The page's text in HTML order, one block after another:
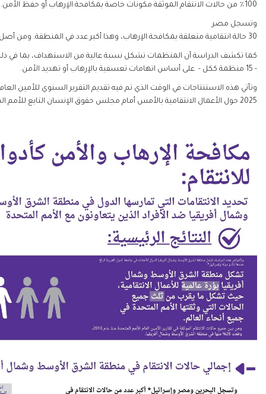
100٪ من حالات الانتقام الموثقة مكونات خاصة بمكافحة الإرهاب أو حفظ الأمن.
وتسجل مصر
30 حالة انتقامية متعلقة بمكافحة الإرهاب، وهذا أكبر عدد في المنطقة. ومن أصل هذه الحالات، تبين وجود رابط مباشر بين العمل الانتقامي نفسه وتدابير مكافحة الإرهاب في ٢٨ حالة، مما يدل على الاستخدام المنهجي للتشريعات الأمنية لمعاقبة المتعاونين مع الأمم المتحدة.
كما تكشف الدراسة أن المنظمات تشكل نسبة عالية من الاستهداف، بما في ذلك
- 15 منظمة ككل - على أساس اتهامات تعسفية بالإرهاب أو تهديد الأمن.
وتأتي هذه الاستنتاجات في الوقت الذي تم فيه تقديم التقرير السنوي للأمين
2025 حول الأعمال الانتقامية بالأمس أمام مجلس حقوق الإنسان التابع للأمم المتحدة. وتدعو منظمة منّا لحقوق الإنسان مجلس حقوق الإنسان إلى إنشاء آلية مكرسة لرصد الأعمال الانتقامية الناجمة عن الاستخدام التعسفي لتدابير حفظ الأمن ومكافحة الإرهاب ومعالجتها، وتحث الحكومات في منطقة الشرق الأوسط وشمال إفريقيا على وضع حد فوري لجميع أعمال الانتقام والترهيب ضد المتعاملين مع الأمم المتحدة.